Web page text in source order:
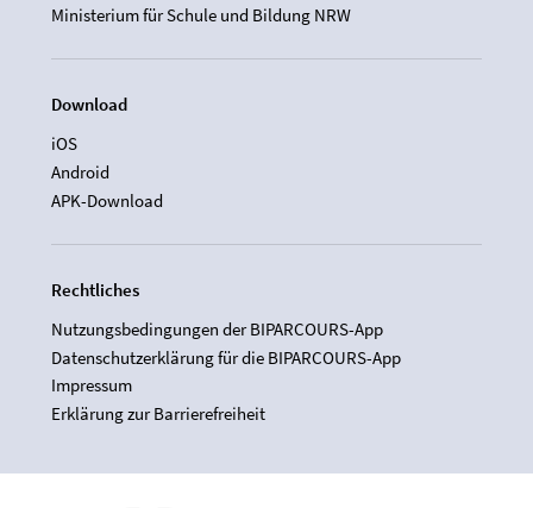
Ministerium für Schule und Bildung NRW
Download
iOS
Android
APK-Download
Rechtliches
Nutzungsbedingungen der BIPARCOURS-App
Datenschutzerklärung für die BIPARCOURS-App
Impressum
Erklärung zur Barrierefreiheit